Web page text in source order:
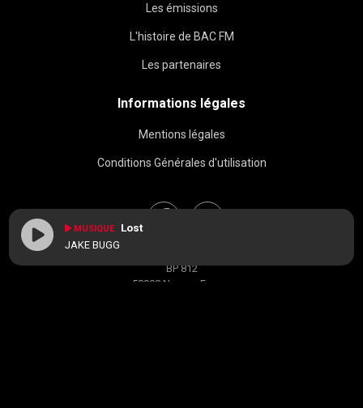
Les émissions
L'histoire de BAC FM
Les partenaires
Informations légales
Mentions légales
Conditions Générales d'utilisation
BP 812
58008 Nevers, France
MUSIQUE Lost
JAKE BUGG